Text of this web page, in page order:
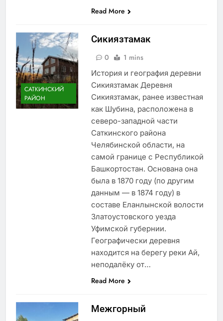
Read More
САТКИНСКИЙ
РАЙОН
Сикиязтамак
0 1 mins
История и география деревни
Сикиязтамак Деревня
Сикиязтамак, ранее известная
как Шубина, расположена в
северо-западной части
Саткинского района
Челябинской области, на
самой границе с Республикой
Башкортостан. Основана она
была в 1870 году (по другим
данным — в 1874 году) в
составе Еланлынской волости
Златоустовского уезда
Уфимской губернии.
Географически деревня
находится на берегу реки Ай,
неподалёку от…
Read More
Межгорный